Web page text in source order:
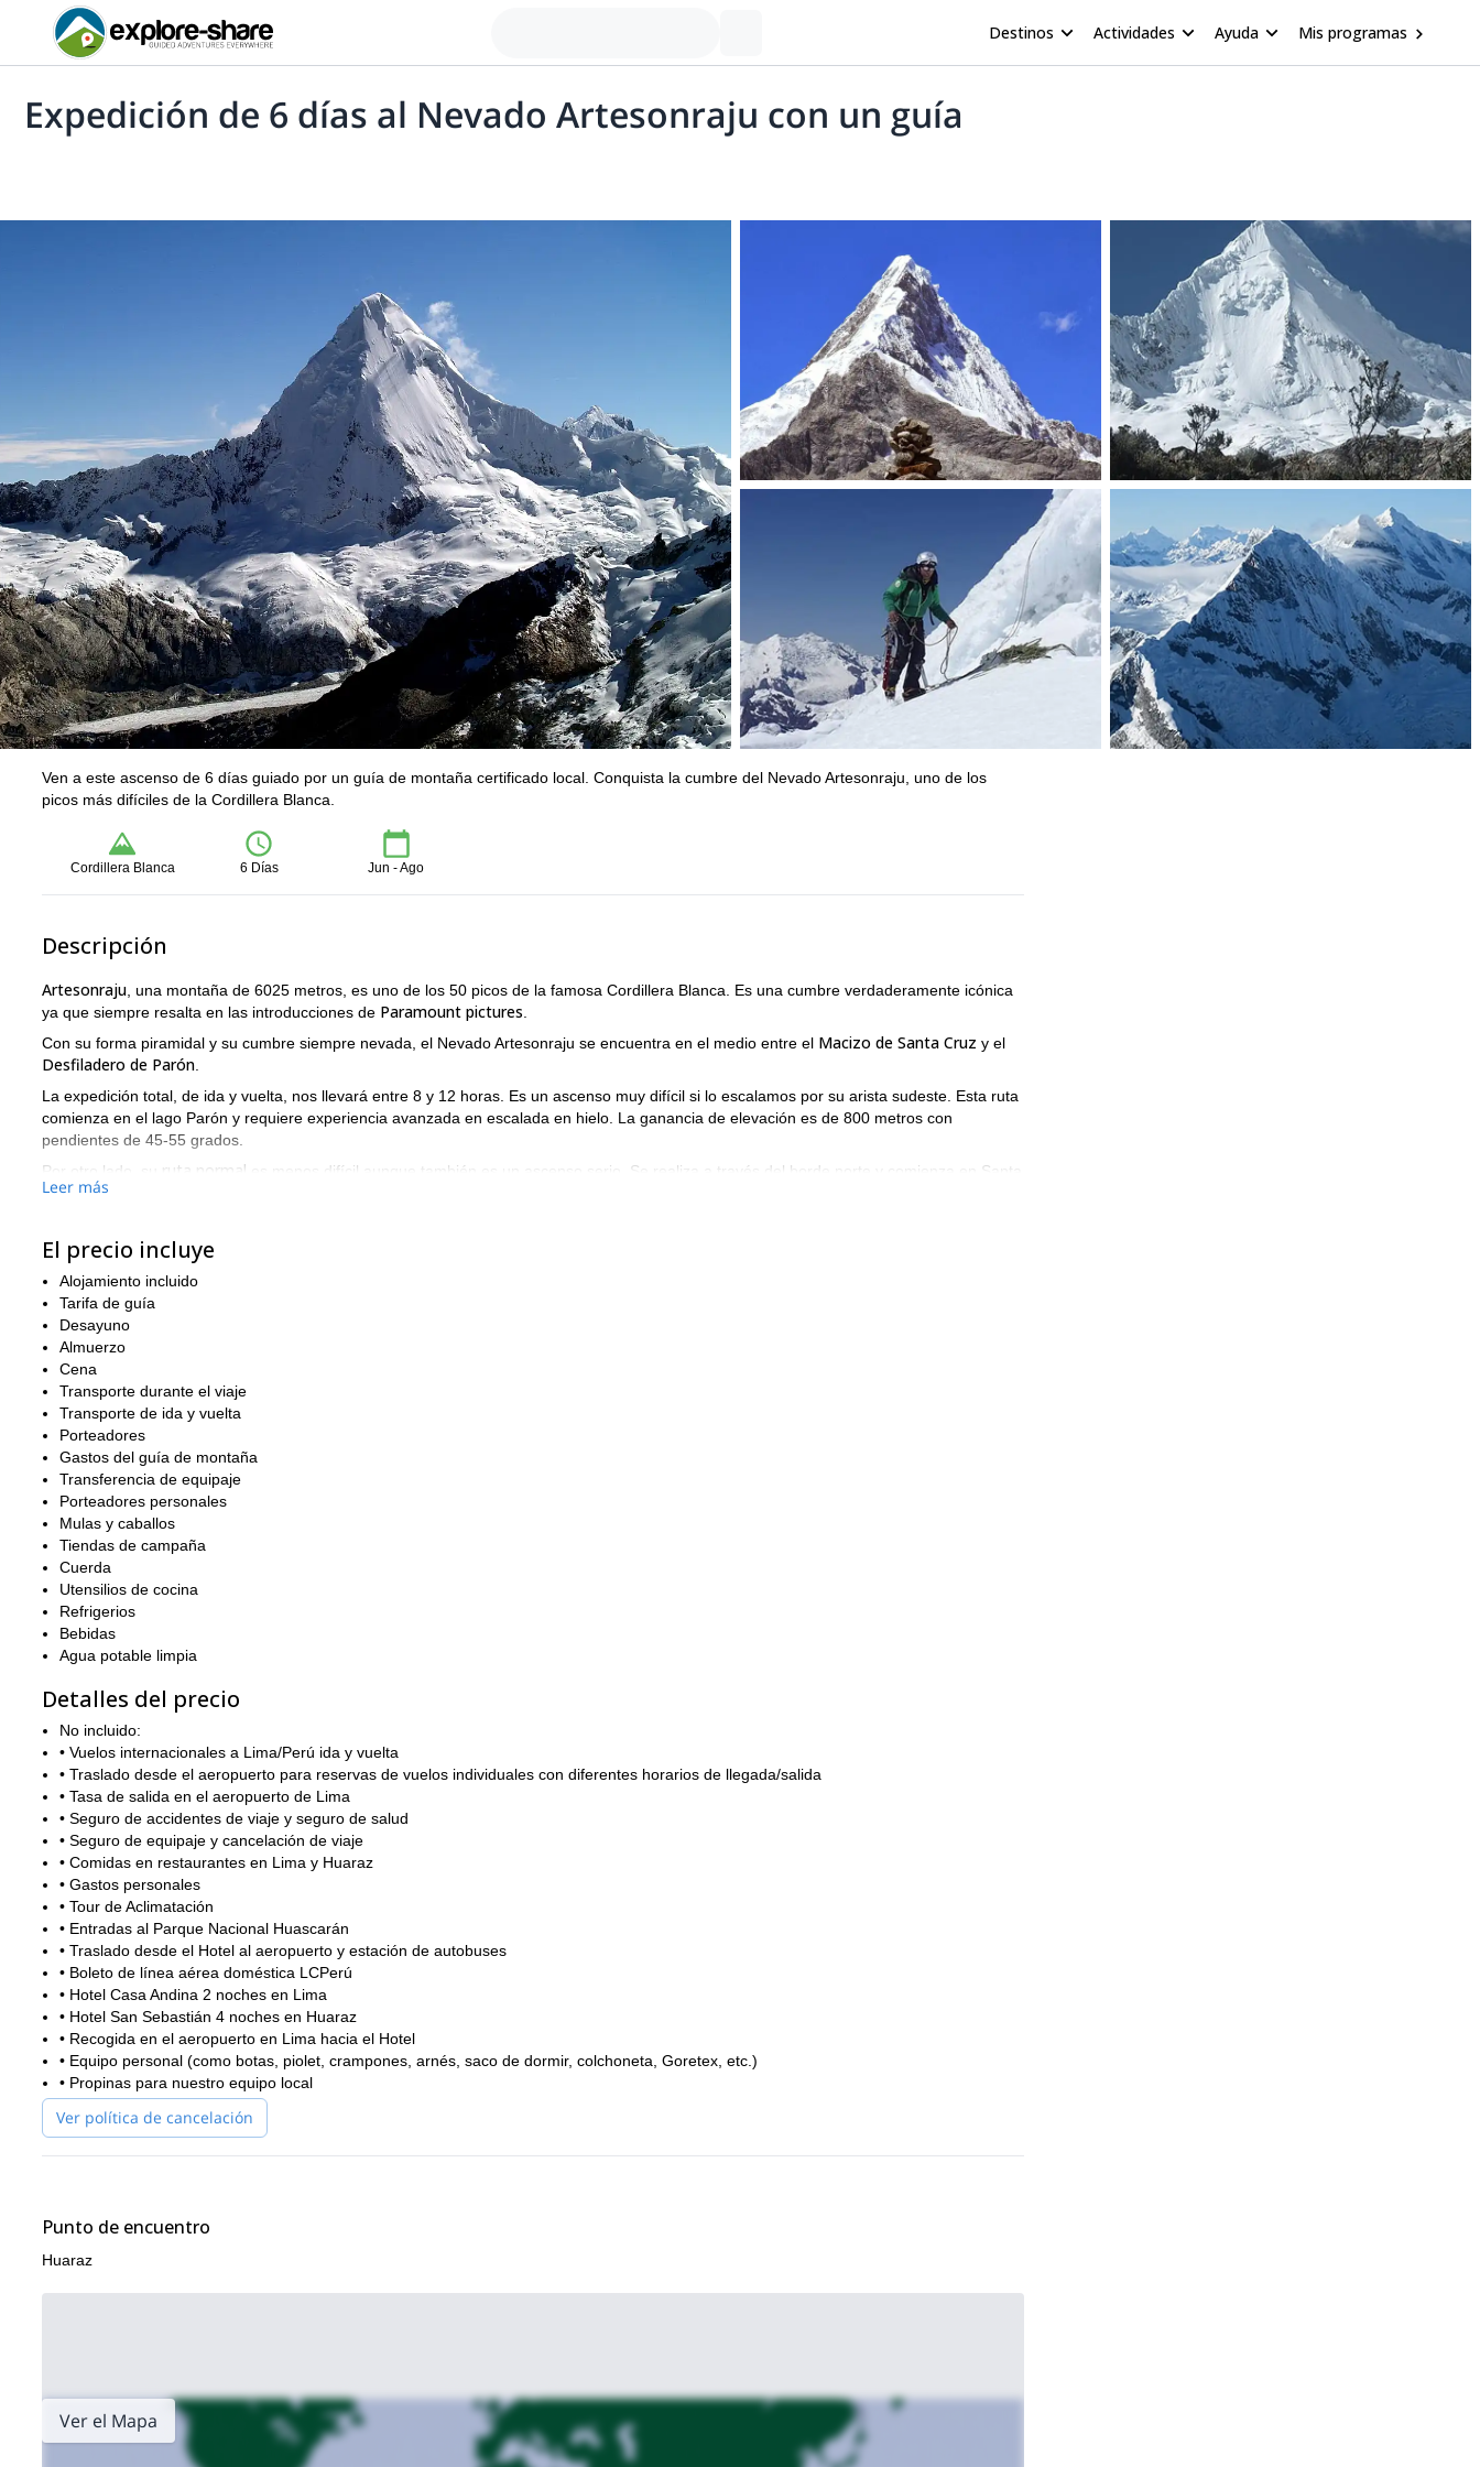
Destinos Actividades Ayuda Mis programas
Expedición de 6 días al Nevado Artesonraju con un guía
Ven a este ascenso de 6 días guiado por un guía de montaña certificado local. Conquista la cumbre del Nevado Artesonraju, uno de los
picos más difíciles de la Cordillera Blanca.
Cordillera Blanca 6 Días Jun - Ago
Descripción
Artesonraju , una montaña de 6025 metros, es uno de los 50 picos de la famosa Cordillera Blanca. Es una cumbre verdaderamente icónica
ya que siempre resalta en las introducciones de Paramount pictures
Con su forma piramidal y su cumbre siempre nevada, el Nevado Artesonraju se encuentra en el medio entre el Macizo de Santa Cruz y el
Desfiladero de Parón
La expedición total, de ida y vuelta, nos llevará entre 8 y 12 horas. Es un ascenso muy difícil si lo escalamos por su arista sudeste. Esta ruta
comienza en el lago Parón y requiere experiencia avanzada en escalada en hielo. La ganancia de elevación es de 800 metros con
pendientes de 45-55 grados.
Por otro lado, su
ruta normal es menos difícil aunque también es un ascenso serio. Se realiza a través del borde norte y comienza en Santa
Cruz. El cambio de altitud de este sendero es de 700 metros con pendientes entre 50 y 80 grados de inclinación.
participantes. Recuerden que todos ustedes deben tener alguna experiencia previa en escalada así como una buena preparación física.
Y si quieren aclimatarse bien antes de este objetivo, pueden unirse a mí en
Así que, contáctame ahora y haz tu reserva. ¡Será un honor para mí ser tu guía en una expedición tan emocionante!
Leer más
El precio incluye
Alojamiento incluido
Tarifa de guía
Desayuno
Almuerzo
Cena
Transporte durante el viaje
Transporte de ida y vuelta
Porteadores
Gastos del guía de montaña
Transferencia de equipaje
Porteadores personales
Mulas y caballos
Tiendas de campaña
Cuerda
Utensilios de cocina
Refrigerios
Bebidas
Agua potable limpia
Detalles del precio
No incluido:
• Vuelos internacionales a Lima/Perú ida y vuelta
• Traslado desde el aeropuerto para reservas de vuelos individuales con diferentes horarios de llegada/salida
• Tasa de salida en el aeropuerto de Lima
• Seguro de accidentes de viaje y seguro de salud
• Seguro de equipaje y cancelación de viaje
• Comidas en restaurantes en Lima y Huaraz
• Gastos personales
• Tour de Aclimatación
• Entradas al Parque Nacional Huascarán
• Traslado desde el Hotel al aeropuerto y estación de autobuses
• Boleto de línea aérea doméstica LCPerú
• Hotel Casa Andina 2 noches en Lima
• Hotel San Sebastián 4 noches en Huaraz
• Recogida en el aeropuerto en Lima hacia el Hotel
• Equipo personal (como botas, piolet, crampones, arnés, saco de dormir, colchoneta, Goretex, etc.)
• Propinas para nuestro equipo local
Ver política de cancelación
Punto de encuentro
Huaraz
Ver el Mapa